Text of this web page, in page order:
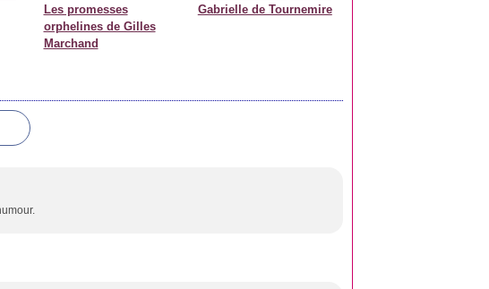
Les promesses
orphelines de Gilles
Marchand
Gabrielle de Tournemire